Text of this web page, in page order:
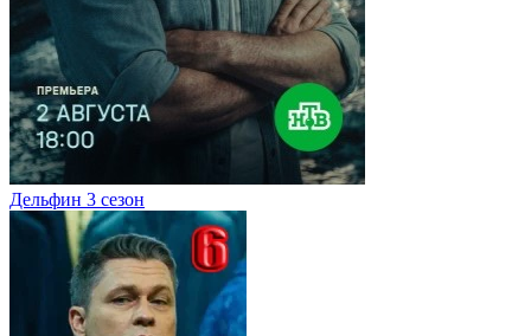
Дельфин 3 сезон